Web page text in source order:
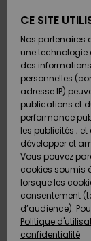
FEMME
SURF
SNOW
OUTLET
AIDE &
CONTACT
MAGASINS
CE SITE
Nos partenaires
une technologie
des
personnelles
adresse IP)
publications et
performance
les publicités ;
développer et
Vous pouvez
cookies soumis
lorsque les
consentement
d’audience).
Politique
confidentialité